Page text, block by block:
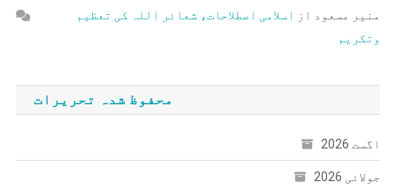
منیر مسعود از
اسلامی اصطلاحات، شعائر اللہ کی تعظیم
وتکریم
محفوظ شدہ تحریرات
اگست 2026
جولائی 2026